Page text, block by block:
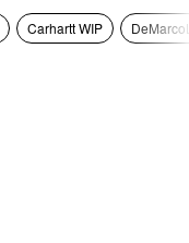
Carhartt WIP